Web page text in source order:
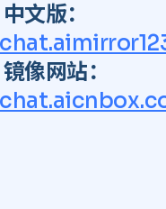
文版：
像网站：